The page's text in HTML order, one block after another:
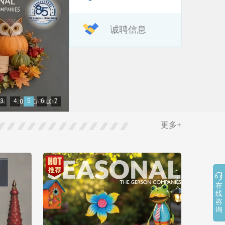
诚聘信息
3 4 5 6 7
更多+

在
线
咨
询